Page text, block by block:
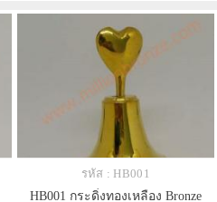
รหัส : HB001
HB001 กระดิ่งทองเหลือง Bronze